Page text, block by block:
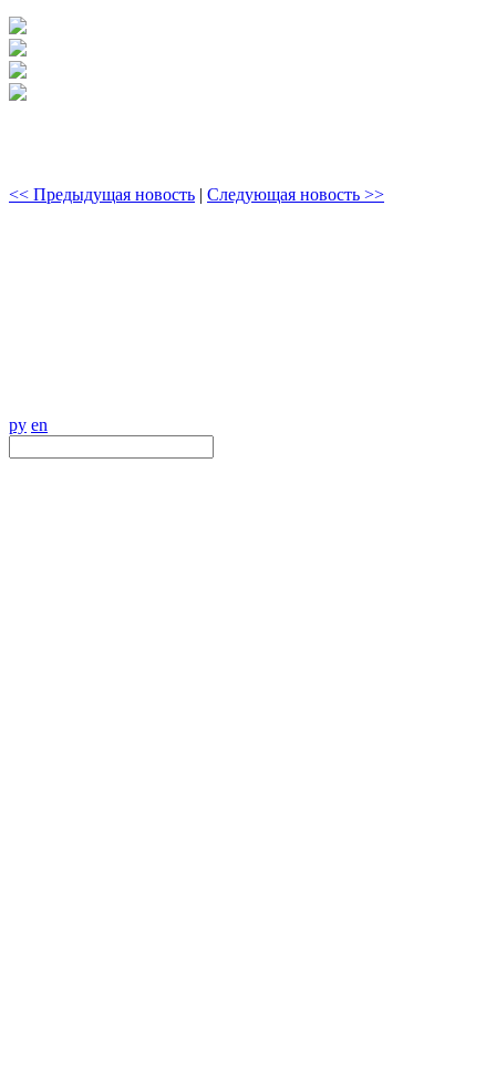
<< Предыдущая новость | Следующая новость >>
ру en